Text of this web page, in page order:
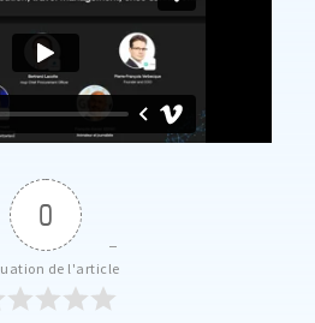
0
de l'article